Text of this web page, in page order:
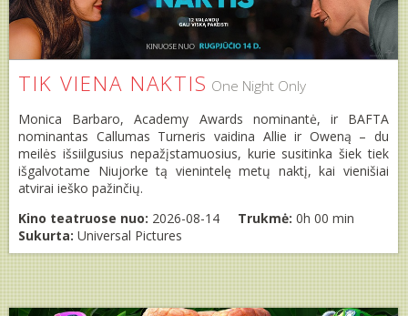
TIK VIENA NAKTIS One Night Only
Monica Barbaro, Academy Awards nominantė, ir BAFTA
nominantas Callumas Turneris vaidina Allie ir Oweną – du
meilės išsiilgusius nepažįstamuosius, kurie susitinka šiek tiek
išgalvotame Niujorke tą vienintelę metų naktį, kai vienišiai
atvirai ieško pažinčių.
Kino teatruose nuo: 2026-08-14 Trukmė: 0h 00 min
Sukurta: Universal Pictures